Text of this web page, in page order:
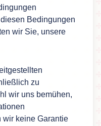
Bedingungen
wir Sie, unsere
zu
wir uns bemühen,
wir keine Garantie